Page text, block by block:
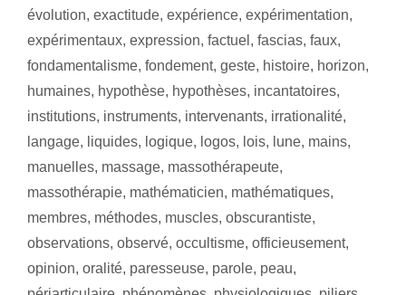
évolution, exactitude, expérience, expérimentation,
expérimentaux, expression, factuel , fascias, faux,
fondamentalisme, fondement, geste, histoire, horizon,
humaines, hypothèse, hypothèses, incantatoires,
institutions, instruments, intervenants, irrationalité,
langage, liquides, logique, logos, lois, lune, mains,
manuelles, massage, massothérapeute,
massothérapie, mathématicien, mathématiques,
membres, méthodes, muscles, obscurantiste,
observations, observé, occultisme, officieusement,
opinion, oralité, paresseuse, parole, peau,